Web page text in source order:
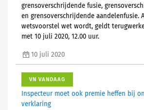
grensoverschrijdende fusie,
en grensoverschrijdende aandelenfusie.
wetsvoorstel wet wordt, geldt
met 10 juli 2020, 12.00 uur.
10 juli 2020
VN VANDAAG
Inspecteur moet ook premie heffen bij
verklaring